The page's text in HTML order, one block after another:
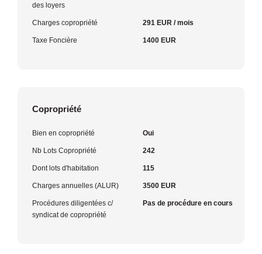
des loyers
Charges copropriété 291 EUR / mois
Taxe Foncière 1400 EUR
Copropriété
Bien en copropriété Oui
Nb Lots Copropriété 242
Dont lots d'habitation 115
Charges annuelles (ALUR) 3500 EUR
Procédures diligentées c/
syndicat de copropriété
Pas de procédure en cours